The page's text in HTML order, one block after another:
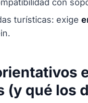
turísticas: exige
(y qué los